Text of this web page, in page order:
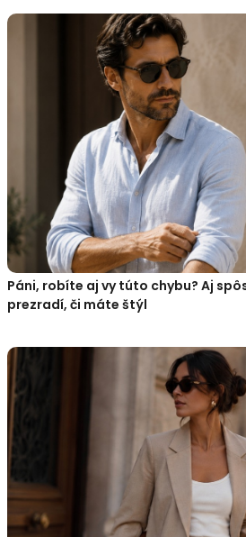
Páni, robíte aj vy túto chybu? Aj
prezradí, či máte štýl